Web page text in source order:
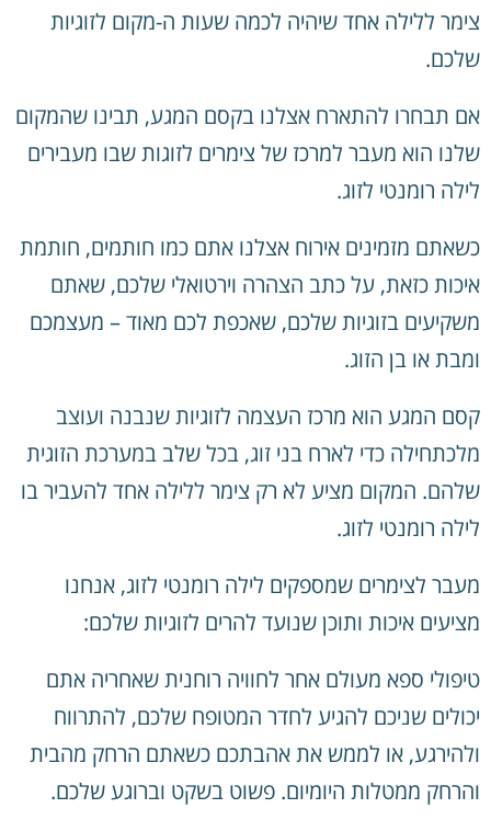
צימר ללילה אחד שיהיה לכמה שעות ה-מקום לזוגיות
שלכם.
אם תבחרו להתארח אצלנו בקסם המגע, תבינו שהמקום
שלנו הוא מעבר למרכז של צימרים לזוגות שבו מעבירים
לילה רומנטי לזוג.
כשאתם מזמינים אירוח אצלנו אתם כמו חותמים, חותמת
איכות כזאת, על כתב הצהרה וירטואלי שלכם, שאתם
משקיעים בזוגיות שלכם, שאכפת לכם מאוד – מעצמכם
ומבת או בן הזוג.
קסם המגע הוא מרכז העצמה לזוגיות שנבנה ועוצב
מלכתחילה כדי לארח בני זוג, בכל שלב במערכת הזוגית
שלהם. המקום מציע לא רק צימר ללילה אחד להעביר בו
לילה רומנטי לזוג.
מעבר לצימרים שמספקים לילה רומנטי לזוג, אנחנו
מציעים איכות ותוכן שנועד להרים לזוגיות שלכם:
טיפולי ספא מעולם אחר לחוויה רוחנית שאחריה אתם
יכולים שניכם להגיע לחדר המטופח שלכם, להתרווח
ולהירגע, או לממש את אהבתכם כשאתם הרחק מהבית
והרחק ממטלות היומיום. פשוט בשקט וברוגע שלכם.